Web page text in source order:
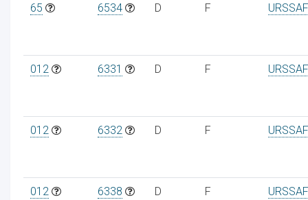
65 6534 D F
012 6331 D F
012 6332 D F
012 6338 D F